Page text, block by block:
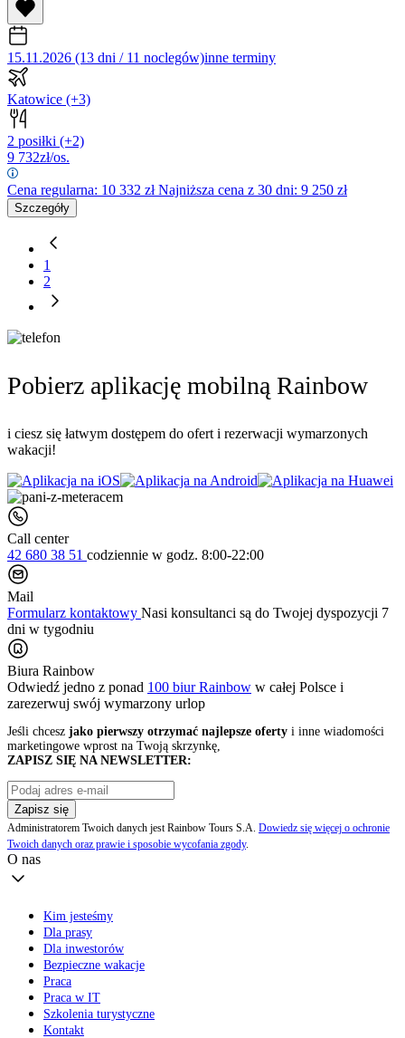
15.11.2026 (13 dni / 11 noclegów)inne terminy
Katowice (+3)
2 posiłki (+2)
9 732zł/os.
Cena regularna: 10 332 złNajniższa cena z 30 dni: 9 250 zł
Szczegóły
1
2
Pobierz aplikację mobilną Rainbow
i ciesz się łatwym dostępem do ofert i rezerwacji wymarzonych
wakacji!
Call center
42 680 38 51 codziennie w godz. 8:00-22:00
Mail
Formularz kontaktowy Nasi konsultanci są do Twojej dyspozycji 7
dni w tygodniu
Biura Rainbow
Odwiedź jedno z ponad 100 biur Rainbow w całej Polsce i
zarezerwuj swój wymarzony urlop
Jeśli chcesz jako pierwszy otrzymać najlepsze oferty i inne wiadomości
marketingowe wprost na Twoją skrzynkę,
ZAPISZ SIĘ NA NEWSLETTER:
Zapisz się
Administratorem Twoich danych jest Rainbow Tours S.A. Dowiedz się więcej o ochronie
Twoich danych oraz prawie i sposobie wycofania zgody.
O nas
Kim jesteśmy
Dla prasy
Dla inwestorów
Bezpieczne wakacje
Praca
Praca w IT
Szkolenia turystyczne
Kontakt